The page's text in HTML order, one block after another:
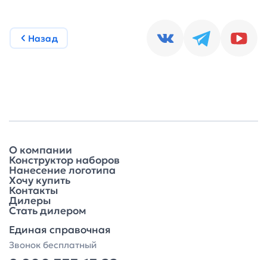
Назад
О компании
Конструктор наборов
Нанесение логотипа
Хочу купить
Контакты
Дилеры
Стать дилером
Единая справочная
Звонок бесплатный